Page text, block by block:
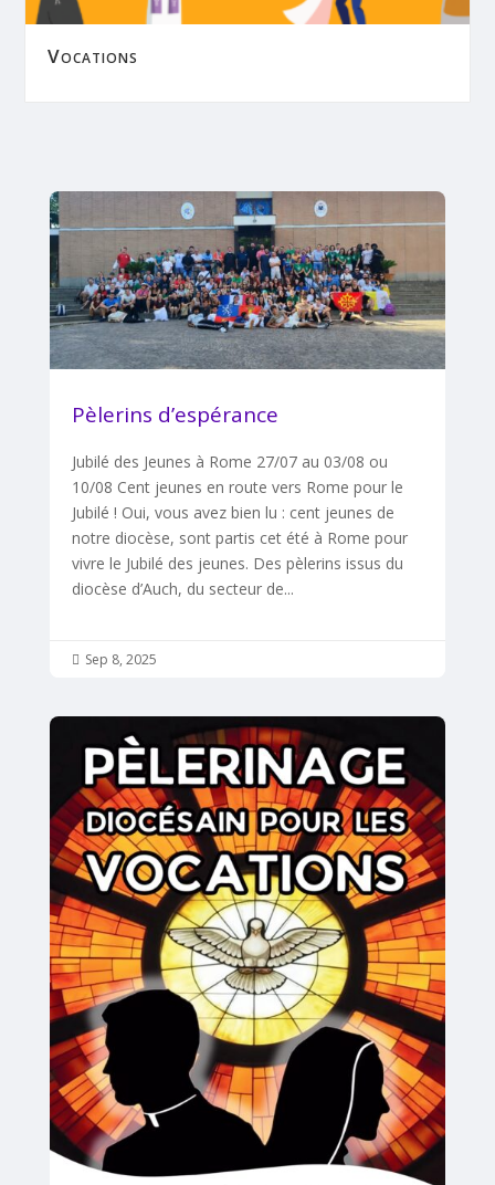
Vocations
Pèlerins d’espérance
Jubilé des Jeunes à Rome 27/07 au 03/08 ou
10/08 Cent jeunes en route vers Rome pour le
Jubilé ! Oui, vous avez bien lu : cent jeunes de
notre diocèse, sont partis cet été à Rome pour
vivre le Jubilé des jeunes. Des pèlerins issus du
diocèse d’Auch, du secteur de...
 Sep 8, 2025